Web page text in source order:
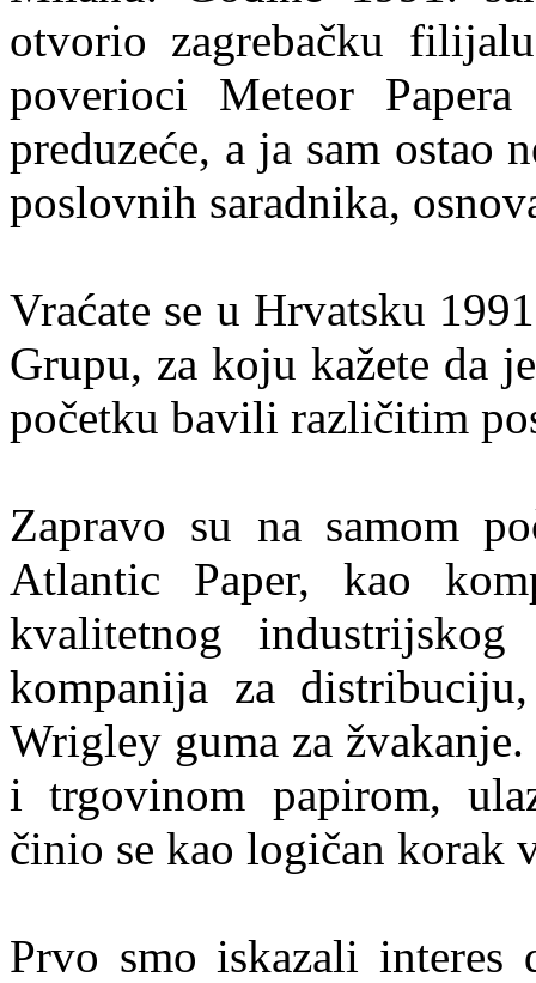
otvorio zagrebačku
poverioci Meteor
preduzeće, a ja sam ostao
poslovnih saradnika,
Vraćate se u Hrvatsku
Grupu, za koju kažete da
početku bavili različitim
Zapravo su na samom
Atlantic Paper, kao
kvalitetnog
kompanija za
Wrigley guma za
i trgovinom papirom,
činio se kao logičan korak
Prvo smo iskazali interes